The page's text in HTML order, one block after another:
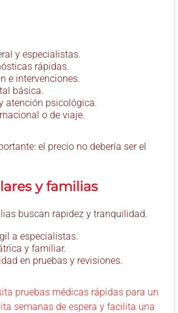
y especialistas.
rápidas.
e intervenciones.
básica.
atención psicológica.
o de viaje.
el precio no debería ser el
y familias
buscan rapidez y tranquilidad.
a especialistas.
y familiar.
en pruebas y revisiones.
pruebas médicas rápidas para un
semanas de espera y facilita una